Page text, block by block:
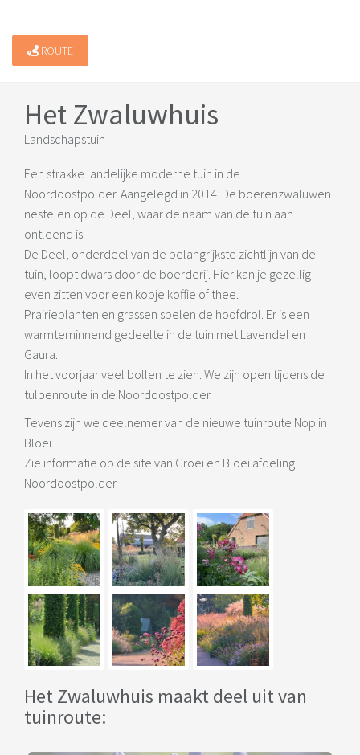
ROUTE
Het Zwaluwhuis
Landschapstuin
Een strakke landelijke moderne tuin in de
Noordoostpolder. Aangelegd in 2014. De boerenzwaluwen
nestelen op de Deel, waar de naam van de tuin aan
ontleend is.
De Deel, onderdeel van de belangrijkste zichtlijn van de
tuin, loopt dwars door de boerderij. Hier kan je gezellig
even zitten voor een kopje koffie of thee.
Prairieplanten en grassen spelen de hoofdrol. Er is een
warmteminnend gedeelte in de tuin met Lavendel en
Gaura.
In het voorjaar veel bollen te zien. We zijn open tijdens de
tulpenroute in de Noordoostpolder.
Tevens zijn we deelnemer van de nieuwe tuinroute Nop in
Bloei.
Zie informatie op de site van Groei en Bloei afdeling
Noordoostpolder.
Het Zwaluwhuis maakt deel uit van
tuinroute: